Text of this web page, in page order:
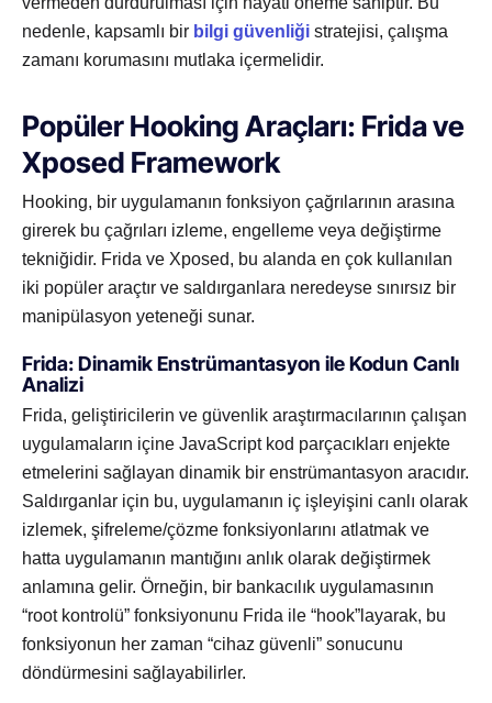
nedenle, kapsamlı bir bilgi güvenliği stratejisi, çalışma
zamanı korumasını mutlaka içermelidir.
Popüler Hooking Araçları: Frida ve
Xposed Framework
Hooking, bir uygulamanın fonksiyon çağrılarının arasına
girerek bu çağrıları izleme, engelleme veya değiştirme
tekniğidir. Frida ve Xposed, bu alanda en çok kullanılan
iki popüler araçtır ve saldırganlara neredeyse sınırsız bir
manipülasyon yeteneği sunar.
Frida: Dinamik Enstrümantasyon ile Kodun Canlı
Analizi
Frida, geliştiricilerin ve güvenlik araştırmacılarının çalışan
uygulamaların içine JavaScript kod parçacıkları enjekte
etmelerini sağlayan dinamik bir enstrümantasyon aracıdır.
Saldırganlar için bu, uygulamanın iç işleyişini canlı olarak
izlemek, şifreleme/çözme fonksiyonlarını atlatmak ve
hatta uygulamanın mantığını anlık olarak değiştirmek
anlamına gelir. Örneğin, bir bankacılık uygulamasının
“root kontrolü” fonksiyonunu Frida ile “hook”layarak, bu
fonksiyonun her zaman “cihaz güvenli” sonucunu
döndürmesini sağlayabilirler.